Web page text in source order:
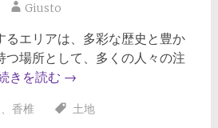
Giusto
るエリアは、多彩な歴史と豊か
つ場所として、多くの人々の注
きを読む →
、 香椎 土地